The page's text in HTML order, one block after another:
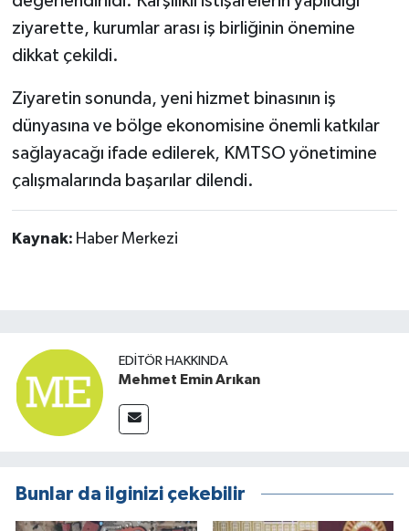
ziyarette, kurumlar arası iş birliğinin önemine
dikkat çekildi.
Ziyaretin sonunda, yeni hizmet binasının iş
dünyasına ve bölge ekonomisine önemli katkılar
sağlayacağı ifade edilerek, KMTSO yönetimine
çalışmalarında başarılar dilendi.
Kaynak: Haber Merkezi
EDITÖR HAKKINDA
Mehmet Emin Arıkan
Bunlar da ilginizi çekebilir